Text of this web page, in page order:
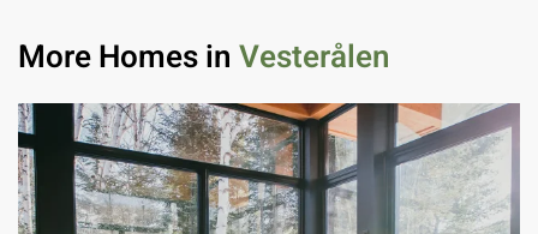
More Homes in Vesterålen